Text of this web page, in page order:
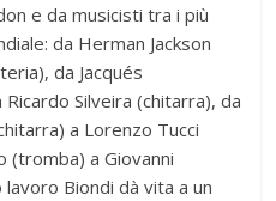
e da musicisti tra i più
da Herman Jackson
da Jacqués
Silveira (chitarra), da
a Lorenzo Tucci
(tromba) a Giovanni
Biondi dà vita a un